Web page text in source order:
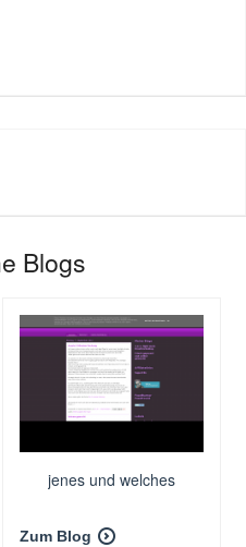
Blogs
jenes und welches
Zum Blog